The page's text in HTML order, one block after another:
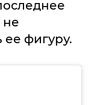
не
фигуру.